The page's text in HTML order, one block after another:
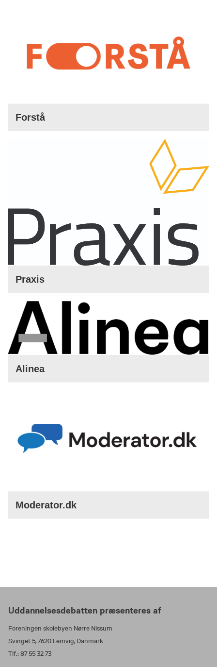
Forstå
Praxis
Alinea
Moderator.dk
Uddannelsesdebatten præsenteres af
Foreningen skolebyen Nørre Nissum
Svinget 5, 7620 Lemvig, Danmark
Tlf.: 87 55 32 73